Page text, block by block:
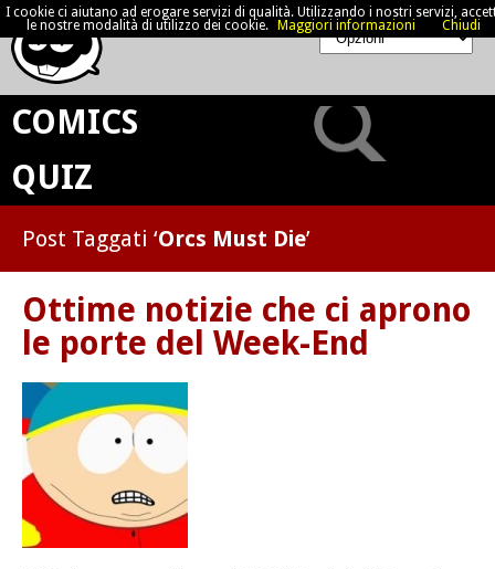
COMICS
QUIZ
Post Taggati ‘Orcs Must Die’
Ottime notizie che ci aprono
le porte del Week-End
I cookie ci aiutano ad erogare servizi di qualità. Utilizzando i nostri servizi,
le nostre modalità di utilizzo dei cookie.
Maggiori informazioni Chiudi